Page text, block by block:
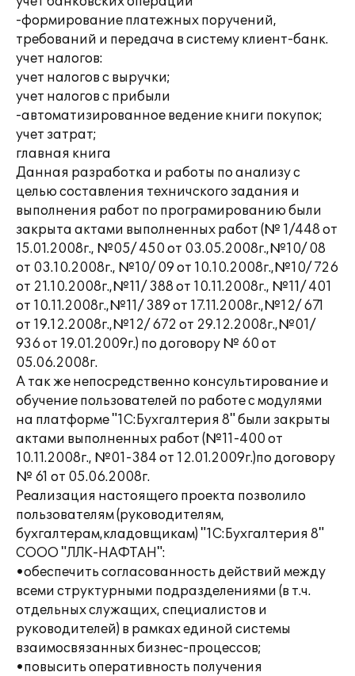
-формирование платежных поручений,
требований и передача в систему клиент-банк.
учет налогов:
учет налогов с выручки;
учет налогов с прибыли
-автоматизированное ведение книги покупок;
учет затрат;
главная книга
Данная разработка и работы по анализу с
целью составления техничского задания и
выполнения работ по програмированию были
закрыта актами выполненных работ (№ 1/448 от
15.01.2008г., №05/ 450 от 03.05.2008г.,№10/ 08
от 03.10.2008г., №10/ 09 от 10.10.2008г.,№10/ 726
от 21.10.2008г.,№11/ 388 от 10.11.2008г., №11/ 401
от 10.11.2008г.,№11/ 389 от 17.11.2008г.,№12/ 671
от 19.12.2008г.,№12/ 672 от 29.12.2008г.,№01/
936 от 19.01.2009г.) по договору № 60 от
05.06.2008г.
А так же непосредственно консультирование и
обучение пользователей по работе с модулями
на платформе "1С:Бухгалтерия 8" были закрыты
актами выполненных работ (№11-400 от
10.11.2008г., №01-384 от 12.01.2009г.)по договору
№ 61 от 05.06.2008г.
Реализация настоящего проекта позволило
пользователям (руководителям,
бухгалтерам,кладовщикам) "1С:Бухгалтерия 8"
СООО "ЛЛК-НАФТАН":
•обеспечить согласованность действий между
всеми структурными подразделениями (в т.ч.
отдельных служащих, специалистов и
руководителей) в рамках единой системы
взаимосвязанных бизнес-процессов;
•повысить оперативность получения